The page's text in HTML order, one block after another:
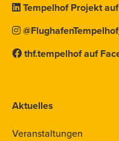
Tempelhof Projekt
thf.tempelhof auf
Aktuelles
Veranstaltungen